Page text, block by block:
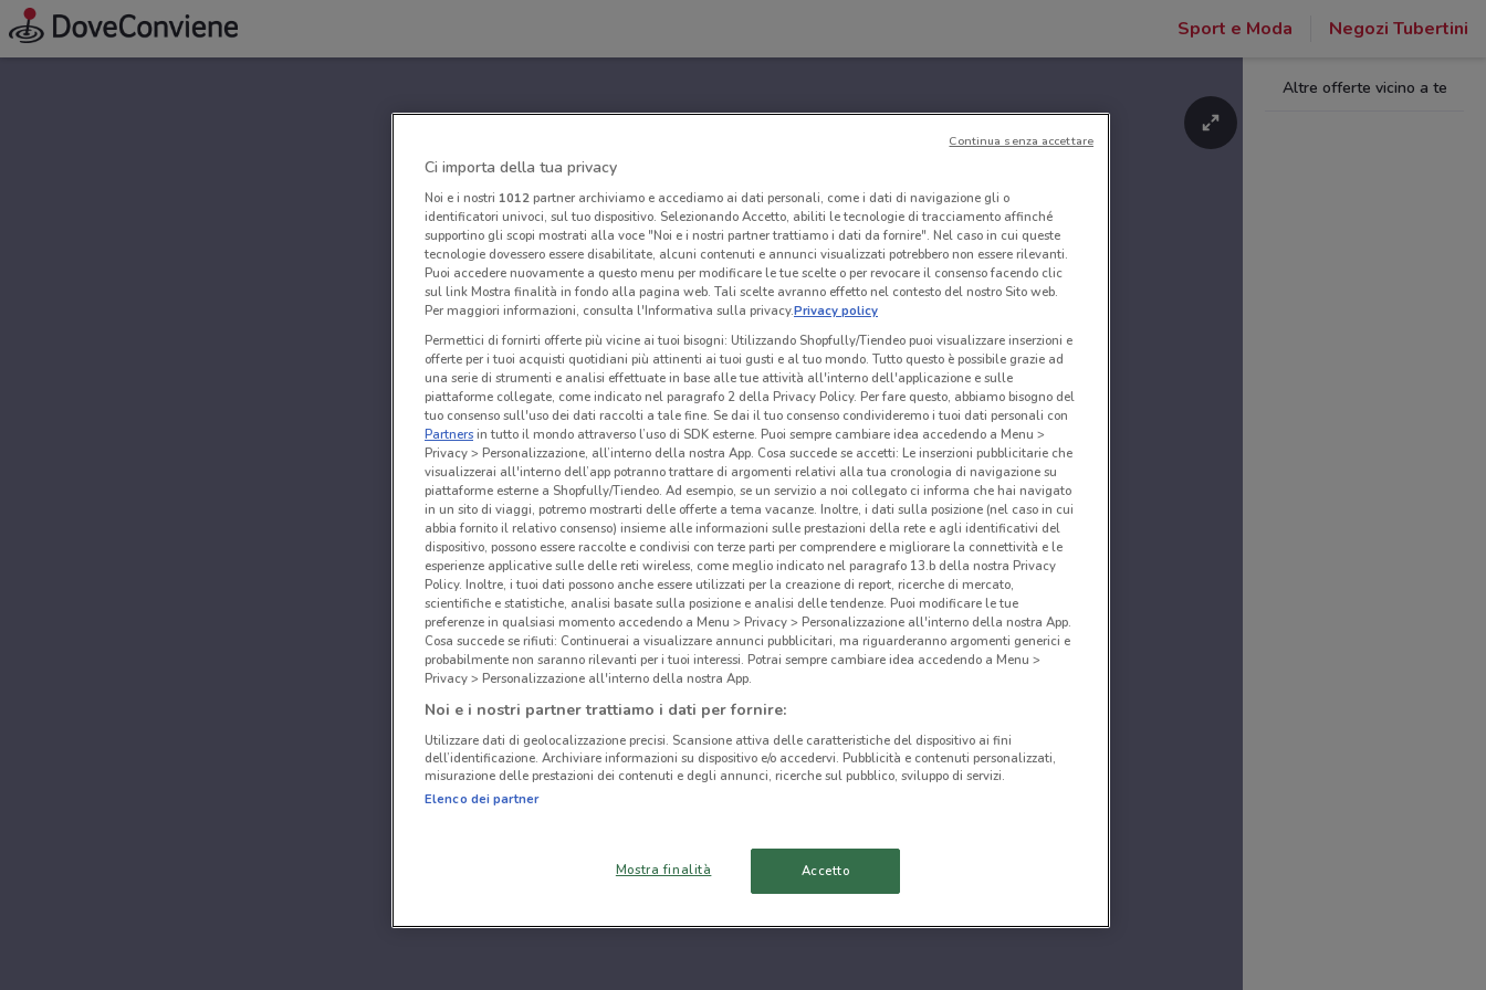
Sport e Moda Negozi Tubertini
Altre offerte vicino a te
Ci importa della tua privacy
Noi e i nostri 1012partner archiviamo e accediamo ai dati personali, come i dati di navigazione gli o
identificatori univoci, sul tuo dispositivo. Selezionando Accetto, abiliti le tecnologie di tracciamento affinché
supportino gli scopi mostrati alla voce "Noi e i nostri partner trattiamo i dati da fornire". Nel caso in cui queste
tecnologie dovessero essere disabilitate, alcuni contenuti e annunci visualizzati potrebbero non essere rilevanti.
Puoi accedere nuovamente a questo menu per modificare le tue scelte o per revocare il consenso facendo clic
sul link Mostra finalità in fondo alla pagina web. Tali scelte avranno effetto nel contesto del nostro Sito web.
Per maggiori informazioni, consulta l'Informativa sulla privacy.Privacy policy
Permettici di fornirti offerte più vicine ai tuoi bisogni: Utilizzando Shopfully/Tiendeo puoi visualizzare inserzioni e
offerte per i tuoi acquisti quotidiani più attinenti ai tuoi gusti e al tuo mondo. Tutto questo è possibile grazie ad
una serie di strumenti e analisi effettuate in base alle tue attività all'interno dell'applicazione e sulle
piattaforme collegate, come indicato nel paragrafo 2 della Privacy Policy. Per fare questo, abbiamo bisogno del
tuo consenso sull'uso dei dati raccolti a tale fine. Se dai il tuo consenso condivideremo i tuoi dati personali con
Partnersin tutto il mondo attraverso l’uso di SDK esterne. Puoi sempre cambiare idea accedendo a Menu >
Privacy > Personalizzazione, all’interno della nostra App. Cosa succede se accetti: Le inserzioni pubblicitarie che
visualizzerai all'interno dell’app potranno trattare di argomenti relativi alla tua cronologia di navigazione su
piattaforme esterne a Shopfully/Tiendeo. Ad esempio, se un servizio a noi collegato ci informa che hai navigato
in un sito di viaggi, potremo mostrarti delle offerte a tema vacanze. Inoltre, i dati sulla posizione (nel caso in cui
abbia fornito il relativo consenso) insieme alle informazioni sulle prestazioni della rete e agli identificativi del
dispositivo, possono essere raccolte e condivisi con terze parti per comprendere e migliorare la connettività e le
esperienze applicative sulle delle reti wireless, come meglio indicato nel paragrafo 13.b della nostra Privacy
Policy. Inoltre, i tuoi dati possono anche essere utilizzati per la creazione di report, ricerche di mercato,
scientifiche e statistiche, analisi basate sulla posizione e analisi delle tendenze. Puoi modificare le tue
preferenze in qualsiasi momento accedendo a Menu > Privacy > Personalizzazione all'interno della nostra App.
Cosa succede se rifiuti: Continuerai a visualizzare annunci pubblicitari, ma riguarderanno argomenti generici e
probabilmente non saranno rilevanti per i tuoi interessi. Potrai sempre cambiare idea accedendo a Menu >
Privacy > Personalizzazione all'interno della nostra App.
Noi e i nostri partner trattiamo i dati per fornire:
Utilizzare dati di geolocalizzazione precisi. Scansione attiva delle caratteristiche del dispositivo ai fini
dell’identificazione. Archiviare informazioni su dispositivo e/o accedervi. Pubblicità e contenuti personalizzati,
misurazione delle prestazioni dei contenuti e degli annunci, ricerche sul pubblico, sviluppo di servizi.
Elenco dei partner
Mostra finalità Accetto
Continua senza accettare